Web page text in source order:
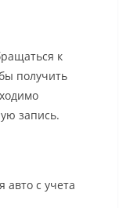
к
получить
запись.
авто с учета